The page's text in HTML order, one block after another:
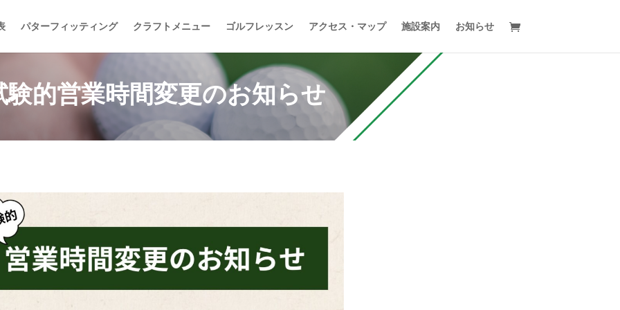
パターフィッティング クラフトメニュー ゴルフレッスン アクセス・マップ 施設案内 お知らせ
験的営業時間変更のお知らせ